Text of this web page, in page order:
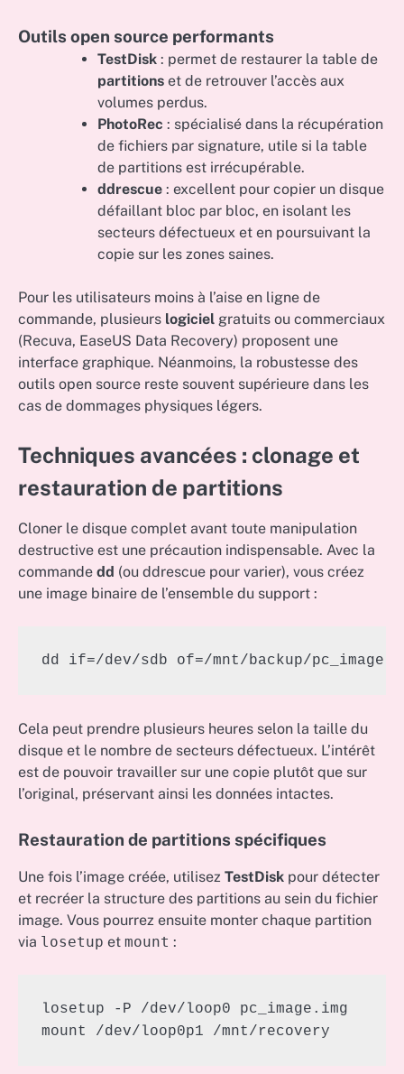
Outils open source performants
TestDisk : permet de restaurer la table de
partitions et de retrouver l’accès aux
volumes perdus.
PhotoRec : spécialisé dans la récupération
de fichiers par signature, utile si la table
de partitions est irrécupérable.
ddrescue : excellent pour copier un disque
défaillant bloc par bloc, en isolant les
secteurs défectueux et en poursuivant la
copie sur les zones saines.
Pour les utilisateurs moins à l’aise en ligne de
commande, plusieurs logiciel gratuits ou commerciaux
(Recuva, EaseUS Data Recovery) proposent une
interface graphique. Néanmoins, la robustesse des
outils open source reste souvent supérieure dans les
cas de dommages physiques légers.
Techniques avancées : clonage et
restauration de partitions
Cloner le disque complet avant toute manipulation
destructive est une précaution indispensable. Avec la
commande dd (ou ddrescue pour varier), vous créez
une image binaire de l’ensemble du support :
dd if=/dev/sdb of=/mnt/backup/
Cela peut prendre plusieurs heures selon la taille du
disque et le nombre de secteurs défectueux. L’intérêt
est de pouvoir travailler sur une copie plutôt que sur
l’original, préservant ainsi les données intactes.
Restauration de partitions spécifiques
Une fois l’image créée, utilisez TestDisk pour détecter
et recréer la structure des partitions au sein du fichier
image. Vous pourrez ensuite monter chaque partition
via losetup et mount :
losetup -P /dev/loop0 pc_image.img
mount /dev/loop0p1 /mnt/recovery